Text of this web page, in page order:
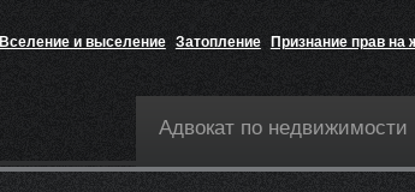
Вселение и выселение Затопление Признание прав на
Адвокат по недвижимости